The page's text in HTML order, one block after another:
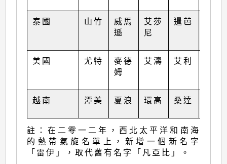
泰國 山竹
威馬
遜
艾莎
尼
暹芭
美國 尤特
麥德
姆
艾濤 艾利
越南 潭美 夏浪 環高 桑達
註：在二零一二年，西北太平洋和南海
的熱帶氣旋名單上，新增一個新名字
「雷伊」，取代舊有名字「凡亞比」。